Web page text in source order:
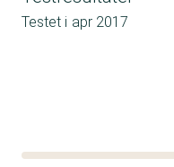
Testet i apr 2017